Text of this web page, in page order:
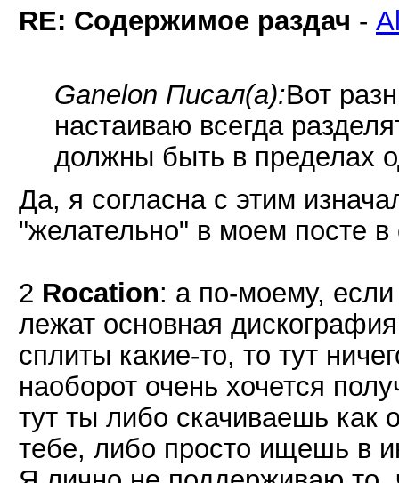
RE: Содержимое раздач -
Ganelon Писал(а):Вот
настаиваю всегда
должны быть в пределах
Да, я согласна с этим
"желательно" в моем посте в
2 Rocation: а по-моему,
лежат основная
сплиты какие-то, то тут
наоборот очень хочется
тут ты либо скачиваешь как
тебе, либо просто ищешь в